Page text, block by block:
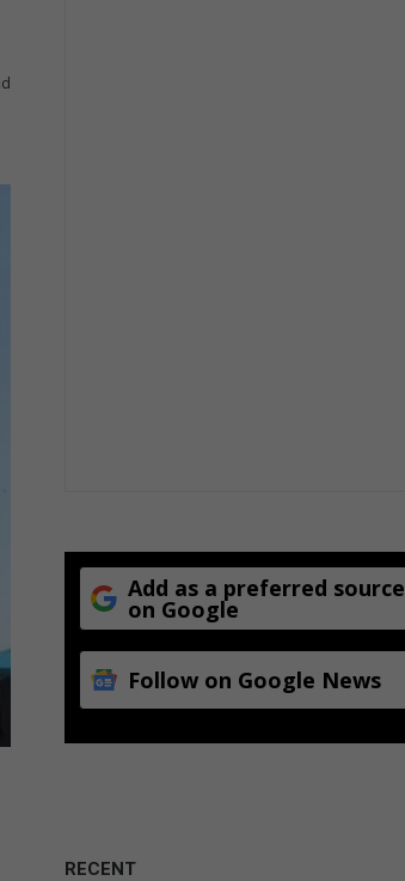
Add as a preferred source
on Google
Follow on Google News
RECENT